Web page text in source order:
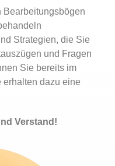
Bearbeitungsbögen
Strategien, die Sie
und Fragen
Sie bereits im
erhalten dazu eine
Verstand!